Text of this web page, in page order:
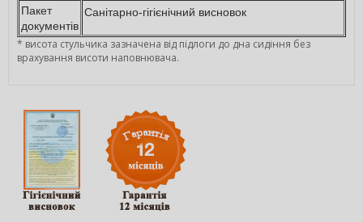
Пакет
документів
Санітарно-гігієнічний висновок
* висота стульчика зазначена від підлоги до дна сидіння без
врахування висоти наповнювача.